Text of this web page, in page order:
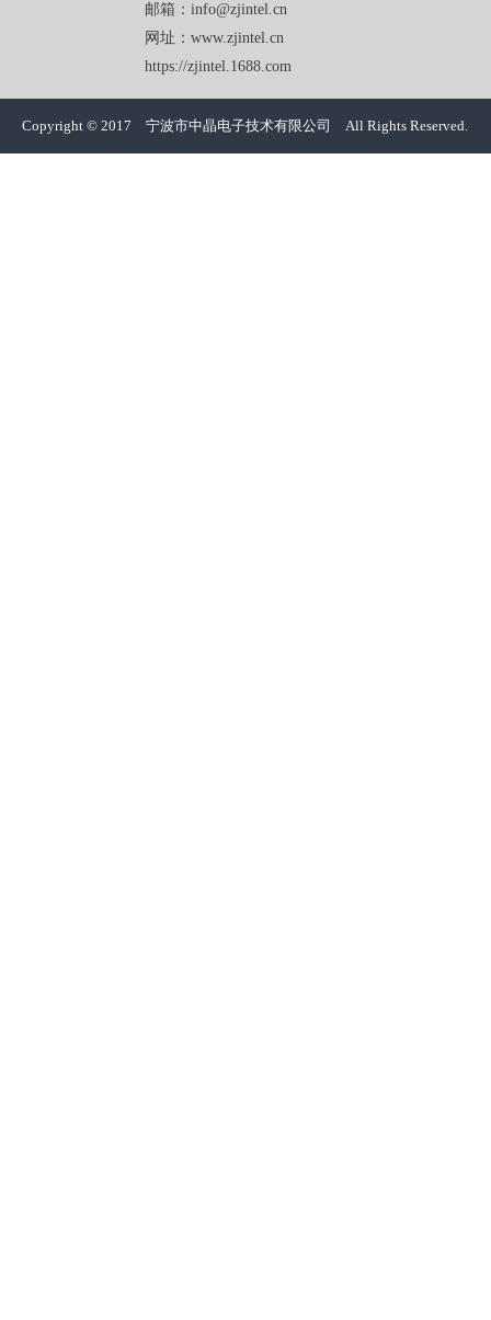
邮箱：info@zjintel.cn
网址：www.zjintel.cn
https://zjintel.1688.com
Copyright © 2017 宁波市中晶电子技术有限公司 All Rights Reserved.